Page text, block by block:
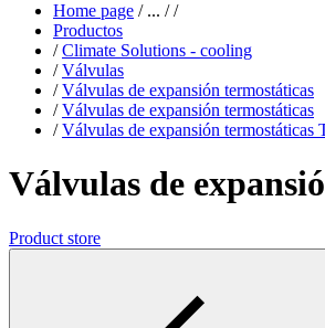
Home page /... / /
Productos
/ Climate Solutions - cooling
/ Válvulas
/ Válvulas de expansión termostáticas
/ Válvulas de expansión termostáticas
/ Válvulas de expansión
Válvulas de
Product store